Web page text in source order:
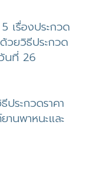
เรื่องประกวด
วยวิธีประกวด
นที่ 26
ประกวดราคา
นพาหนะและ
วัสดุเวชภัณฑ์และวัส
ระกวดราคาซื้อวัสดุเ